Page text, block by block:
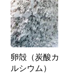
卵殻（炭酸カ
ルシウム）